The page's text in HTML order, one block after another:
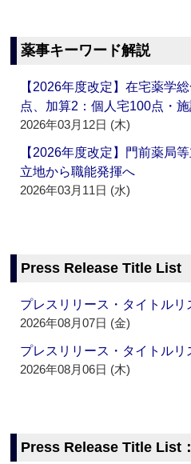
薬事キーワード解説
【2026年度改定】在宅薬学
点、加算2：個人宅100点・
2026年03月12日 (木)
【2026年度改定】門前薬局
立地から職能発揮へ
2026年03月11日 (水)
Press Release Title List
プレスリリース・タイトル
2026年08月07日 (金)
プレスリリース・タイトル
2026年08月06日 (木)
Press Release Title List